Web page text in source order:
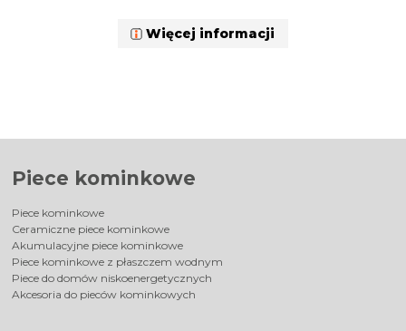
Więcej informacji
Piece kominkowe
Piece kominkowe
Ceramiczne piece kominkowe
Akumulacyjne piece kominkowe
Piece kominkowe z płaszczem wodnym
Piece do domów niskoenergetycznych
Akcesoria do pieców kominkowych